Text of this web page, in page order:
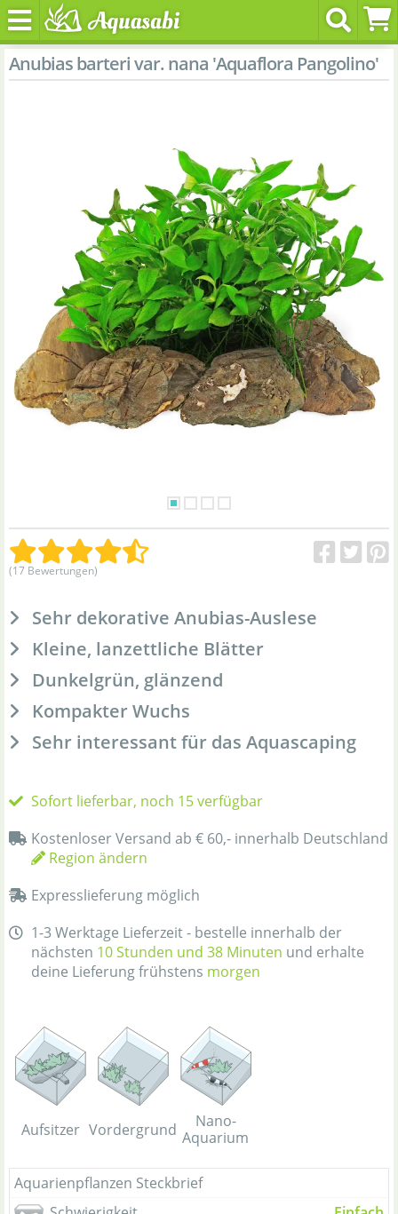
Anubias barteri var. nana 'Aquaflora Pangolino'
(17 Bewertungen)
Sehr dekorative Anubias-Auslese
Kleine, lanzettliche Blätter
Dunkelgrün, glänzend
Kompakter Wuchs
Sehr interessant für das Aquascaping
Sofort lieferbar, noch 15 verfügbar
Kostenloser Versand ab € 60,- innerhalb Deutschland
Region ändern
Expresslieferung möglich
1-3 Werktage Lieferzeit - bestelle innerhalb der
nächsten 10 Stunden und 38 Minuten und erhalte
deine Lieferung frühstens morgen
Aufsitzer Vordergrund
Nano-
Aquarium
Aquarienpflanzen Steckbrief